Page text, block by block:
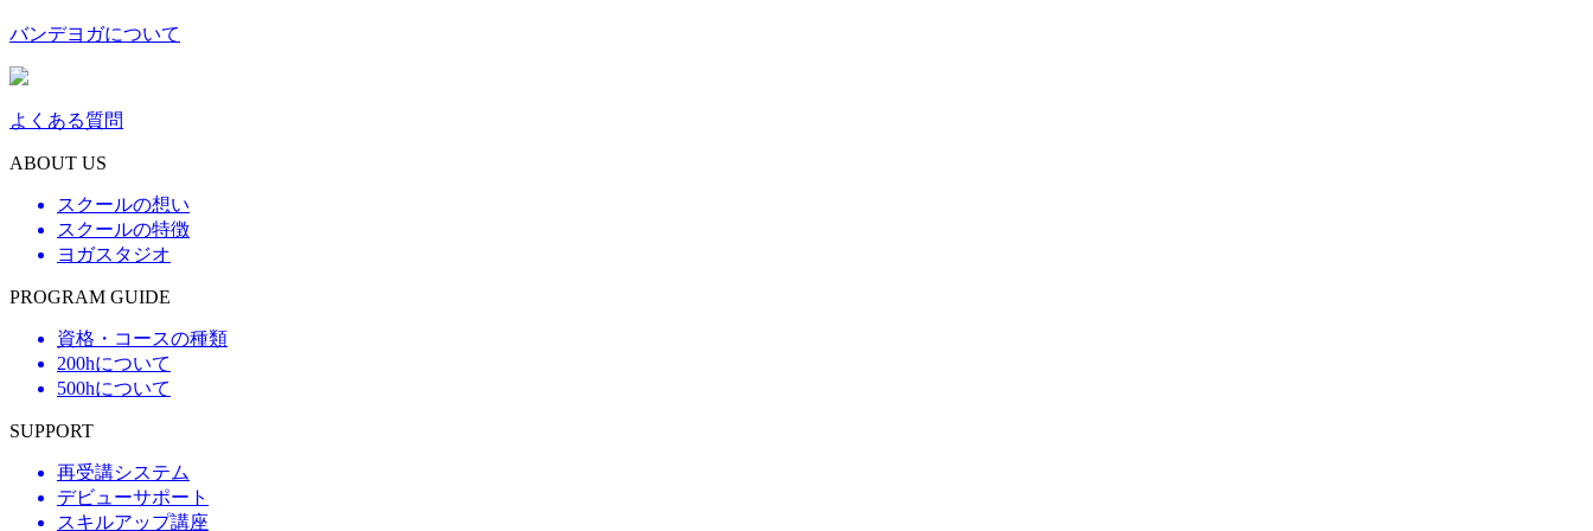
バンデヨガについて
よくある質問
ABOUT US
スクールの想い
スクールの特徴
ヨガスタジオ
PROGRAM GUIDE
資格・コースの種類
200hについて
500hについて
SUPPORT
再受講システム
デビューサポート
スキルアップ講座